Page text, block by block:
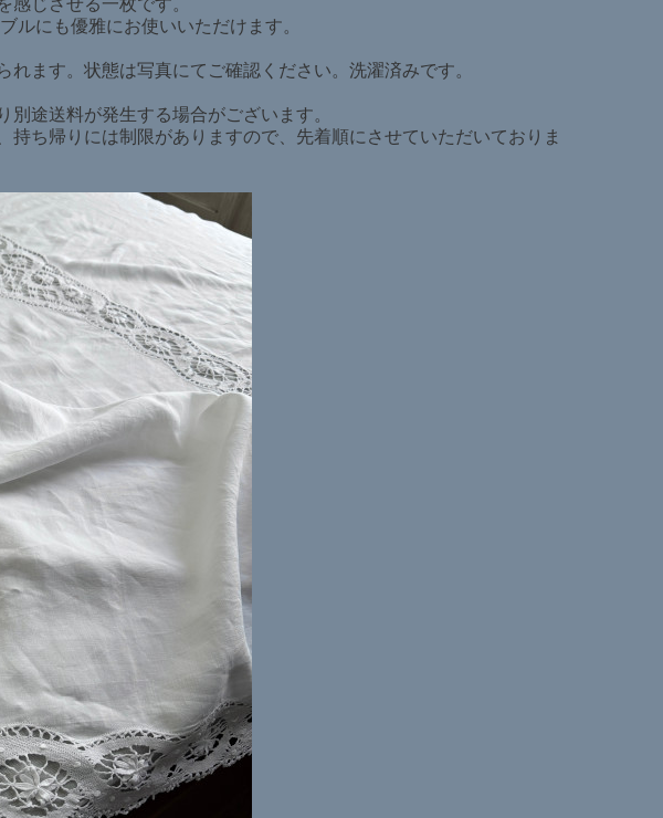
じさせる一枚です。
ルにも優雅にお使いいただけます。
れます。状態は写真にてご確認ください。洗濯済みです。
途送料が発生する場合がございます。
ち帰りには制限がありますので、先着順にさせていただいておりま